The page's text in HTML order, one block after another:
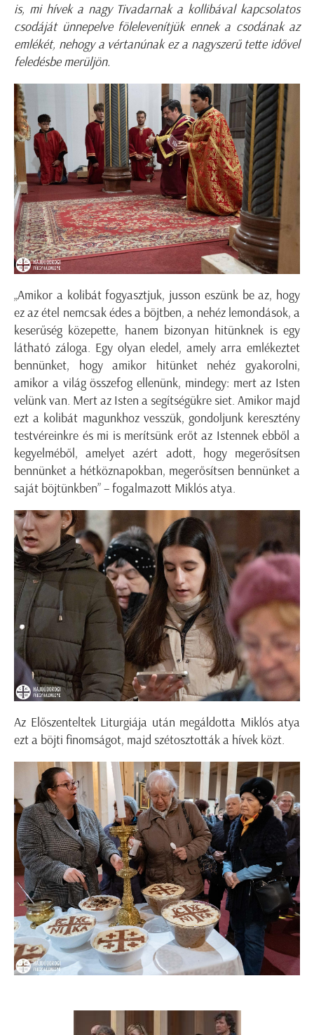
is, mi hívek a nagy Tivadarnak a kollibával kapcsolatos
csodáját ünnepelve fölelevenítjük ennek a csodának az
emlékét, nehogy a vértanúnak ez a nagyszerű tette idővel
feledésbe merüljön.
„Amikor a kolibát fogyasztjuk, jusson eszünk be az, hogy
ez az étel nemcsak édes a böjtben, a nehéz lemondások, a
keserűség közepette, hanem bizonyan hitünknek is egy
látható záloga. Egy olyan eledel, amely arra emlékeztet
bennünket, hogy amikor hitünket nehéz gyakorolni,
amikor a világ összefog ellenünk, mindegy: mert az Isten
velünk van. Mert az Isten a segítségükre siet. Amikor majd
ezt a kolibát magunkhoz vesszük, gondoljunk keresztény
testvéreinkre és mi is merítsünk erőt az Istennek ebből a
kegyelméből, amelyet azért adott, hogy megerősítsen
bennünket a hétköznapokban, megerősítsen bennünket a
saját böjtünkben” – fogalmazott Miklós atya.
Az Előszenteltek Liturgiája után megáldotta Miklós atya
ezt a böjti finomságot, majd szétosztották a hívek közt.